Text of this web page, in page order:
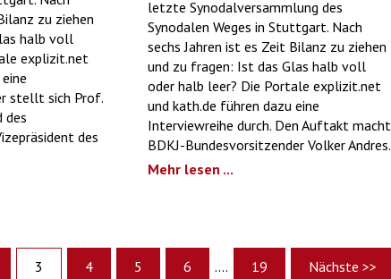
zu ziehen
halb voll
explizit.net
stellt sich Prof.
des
des
letzte Synodalversammlung des
Synodalen Weges in Stuttgart. Nach
sechs Jahren ist es Zeit Bilanz zu ziehen
und zu fragen: Ist das Glas halb voll
oder halb leer? Die Portale explizit.net
und kath.de führen dazu eine
Interviewreihe durch. Den Auftakt macht
BDKJ-Bundesvorsitzender Volker Andres.
Mehr lesen ...
3 4 5 6 .... 19 Nächste >>